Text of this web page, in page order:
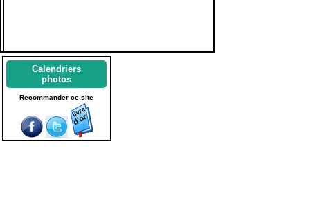
Calendriers
photos
Recommander ce site